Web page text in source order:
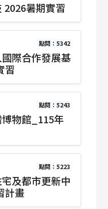
2026暑期實習
點閱：5342
國際合作發展基
習
點閱：5243
博物館_115年
點閱：5223
宅及都市更新中
計畫